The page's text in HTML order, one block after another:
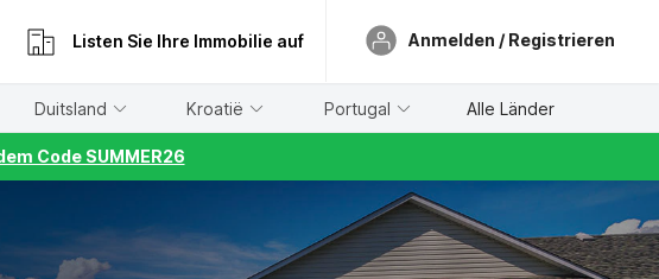
Listen Sie Ihre Immobilie auf Anmelden / Registrieren
Duitsland Kroatië Portugal Alle Länder
Code SUMMER26